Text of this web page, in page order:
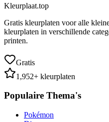
Kleurplaat.top
Gratis kleurplaten voor alle
kleurplaten in verschillende
printen.
Gratis
1,952+ kleurplaten
Populaire Thema's
Pokémon